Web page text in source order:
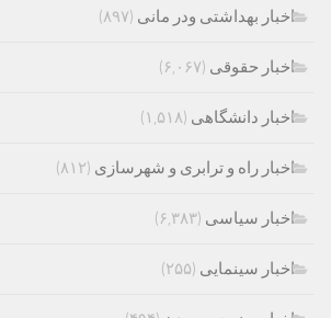
اخبار بهداشتی ودر مانی (۸۹۷)
اخبار حقوقی (۶,۰۶۷)
اخبار دانشگاهی (۱,۵۱۸)
اخبار راه و ترابری و شهرسازی (۸۱۲)
اخبار سیاسی (۶,۳۸۳)
اخبار سینمایی (۲۵۵)